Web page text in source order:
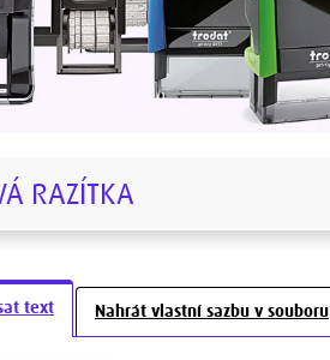
RAZÍTKA
text Nahrát vlastní sazbu v souboru